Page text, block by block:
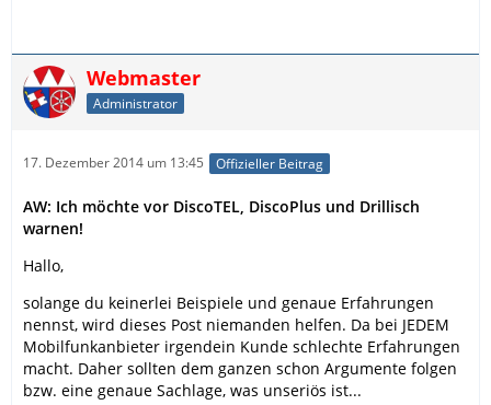
Webmaster
Administrator
17. Dezember 2014 um 13:45 Offizieller Beitrag
AW: Ich möchte vor DiscoTEL, DiscoPlus und Drillisch
warnen!
Hallo,
solange du keinerlei Beispiele und genaue Erfahrungen
nennst, wird dieses Post niemanden helfen. Da bei JEDEM
Mobilfunkanbieter irgendein Kunde schlechte Erfahrungen
macht. Daher sollten dem ganzen schon Argumente folgen
bzw. eine genaue Sachlage, was unseriös ist...